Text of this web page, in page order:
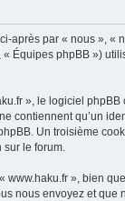
par « nous », «
phpBB »)
», le logiciel
contiennent qu’un
Un troisième
le forum.
», bien
nous envoyez et